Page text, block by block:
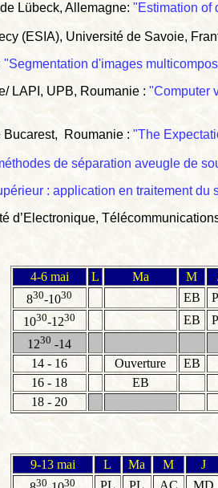
Lübeck, Allemagne: "Estimation of
(ESIA), Université de Savoie,
"Segmentation d'images
LAPI, UPB, Roumanie : "Computer
Bucarest, Roumanie : "The
de séparation aveugle de
: application en traitement du
d’Electronique,
4-6 mai L Ma M
830-1030 EB
1030-1230 EB
1230 -14
14 - 16
Ouverture
EB
16 - 18
EB
18 - 20
9-13 mai L Ma M J
30 30